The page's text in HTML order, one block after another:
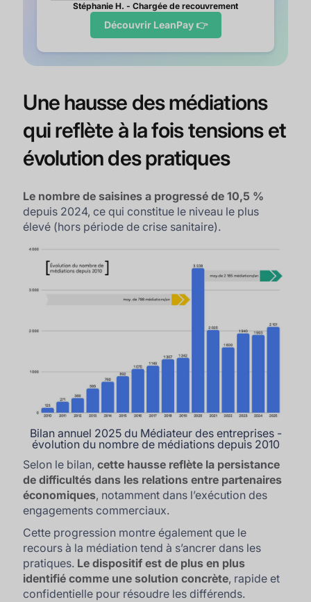
Stéphanie H. - Chargée de recouvrement
Découvrir LeanPay 👉
Une hausse des médiations
qui reflète à la fois tensions et
évolution des pratiques
Le nombre de saisines a progressé de 10,5 %
depuis 2024, ce qui constitue le niveau le plus
élevé (hors période de crise sanitaire).
Bilan annuel 2025 du Médiateur des entreprises -
évolution du nombre de médiations depuis 2010
Selon le bilan,cette hausse reflète la persistance
de difficultés dans les relations entre partenaires
économiques, notamment dans l’exécution des
engagements commerciaux.
Cette progression montre également que le
recours à la médiation tend à s’ancrer dans les
pratiques. Le dispositif est de plus en plus
identifié comme une solution concrète, rapide et
confidentielle pour résoudre les différends.